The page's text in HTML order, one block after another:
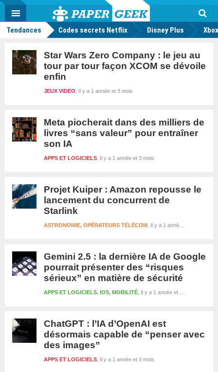
Actu
geek
MENU
Tendances Codes secrets Netflix Disney Plus
Star Wars Zero Company : le jeu au
tour par tour façon XCOM se dévoile
enfin
Il y a 1 année et 3 mois
JEUX VIDEO
Meta piocherait dans des milliers de
livres “sans valeur” pour entraîner
son IA
Il y a 1 année et 3 mois
APPS ET LOGICIELS
Projet Kuiper : Amazon repousse le
lancement du concurrent de
Starlink
Il y a 1 année et 3 mois
ASTRONOMIE, OPÉRATEURS TÉLÉCOM
Gemini 2.5 : la dernière IA de Google
pourrait présenter des “risques
sérieux” en matière de sécurité
Il y a 1 année et 3 mois
APPS ET LOGICIELS, IOS, MOBILITÉ
ChatGPT : l’IA d’OpenAI est
désormais capable de “penser avec
des images”
Il y a 1 année et 3 mois
APPS ET LOGICIELS
Mode
FacebookTwitter Youtube